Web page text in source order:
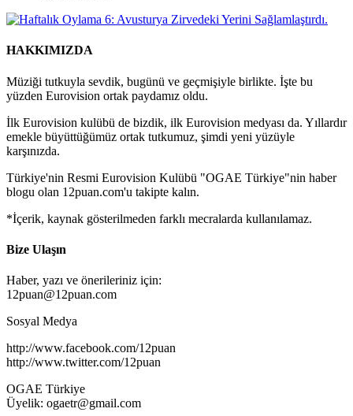
HAKKIMIZDA
Müziği tutkuyla sevdik, bugünü ve geçmişiyle birlikte. İşte bu
yüzden Eurovision ortak paydamız oldu.
İlk Eurovision kulübü de bizdik, ilk Eurovision medyası da. Yıllardır
emekle büyüttüğümüz ortak tutkumuz, şimdi yeni yüzüyle
karşınızda.
Türkiye'nin Resmi Eurovision Kulübü "OGAE Türkiye"nin haber
blogu olan 12puan.com'u takipte kalın.
*İçerik, kaynak gösterilmeden farklı mecralarda kullanılamaz.
Bize Ulaşın
Haber, yazı ve önerileriniz için:
12puan@12puan.com
Sosyal Medya
http://www.facebook.com/12puan
http://www.twitter.com/12puan
OGAE Türkiye
Üyelik: ogaetr@gmail.com